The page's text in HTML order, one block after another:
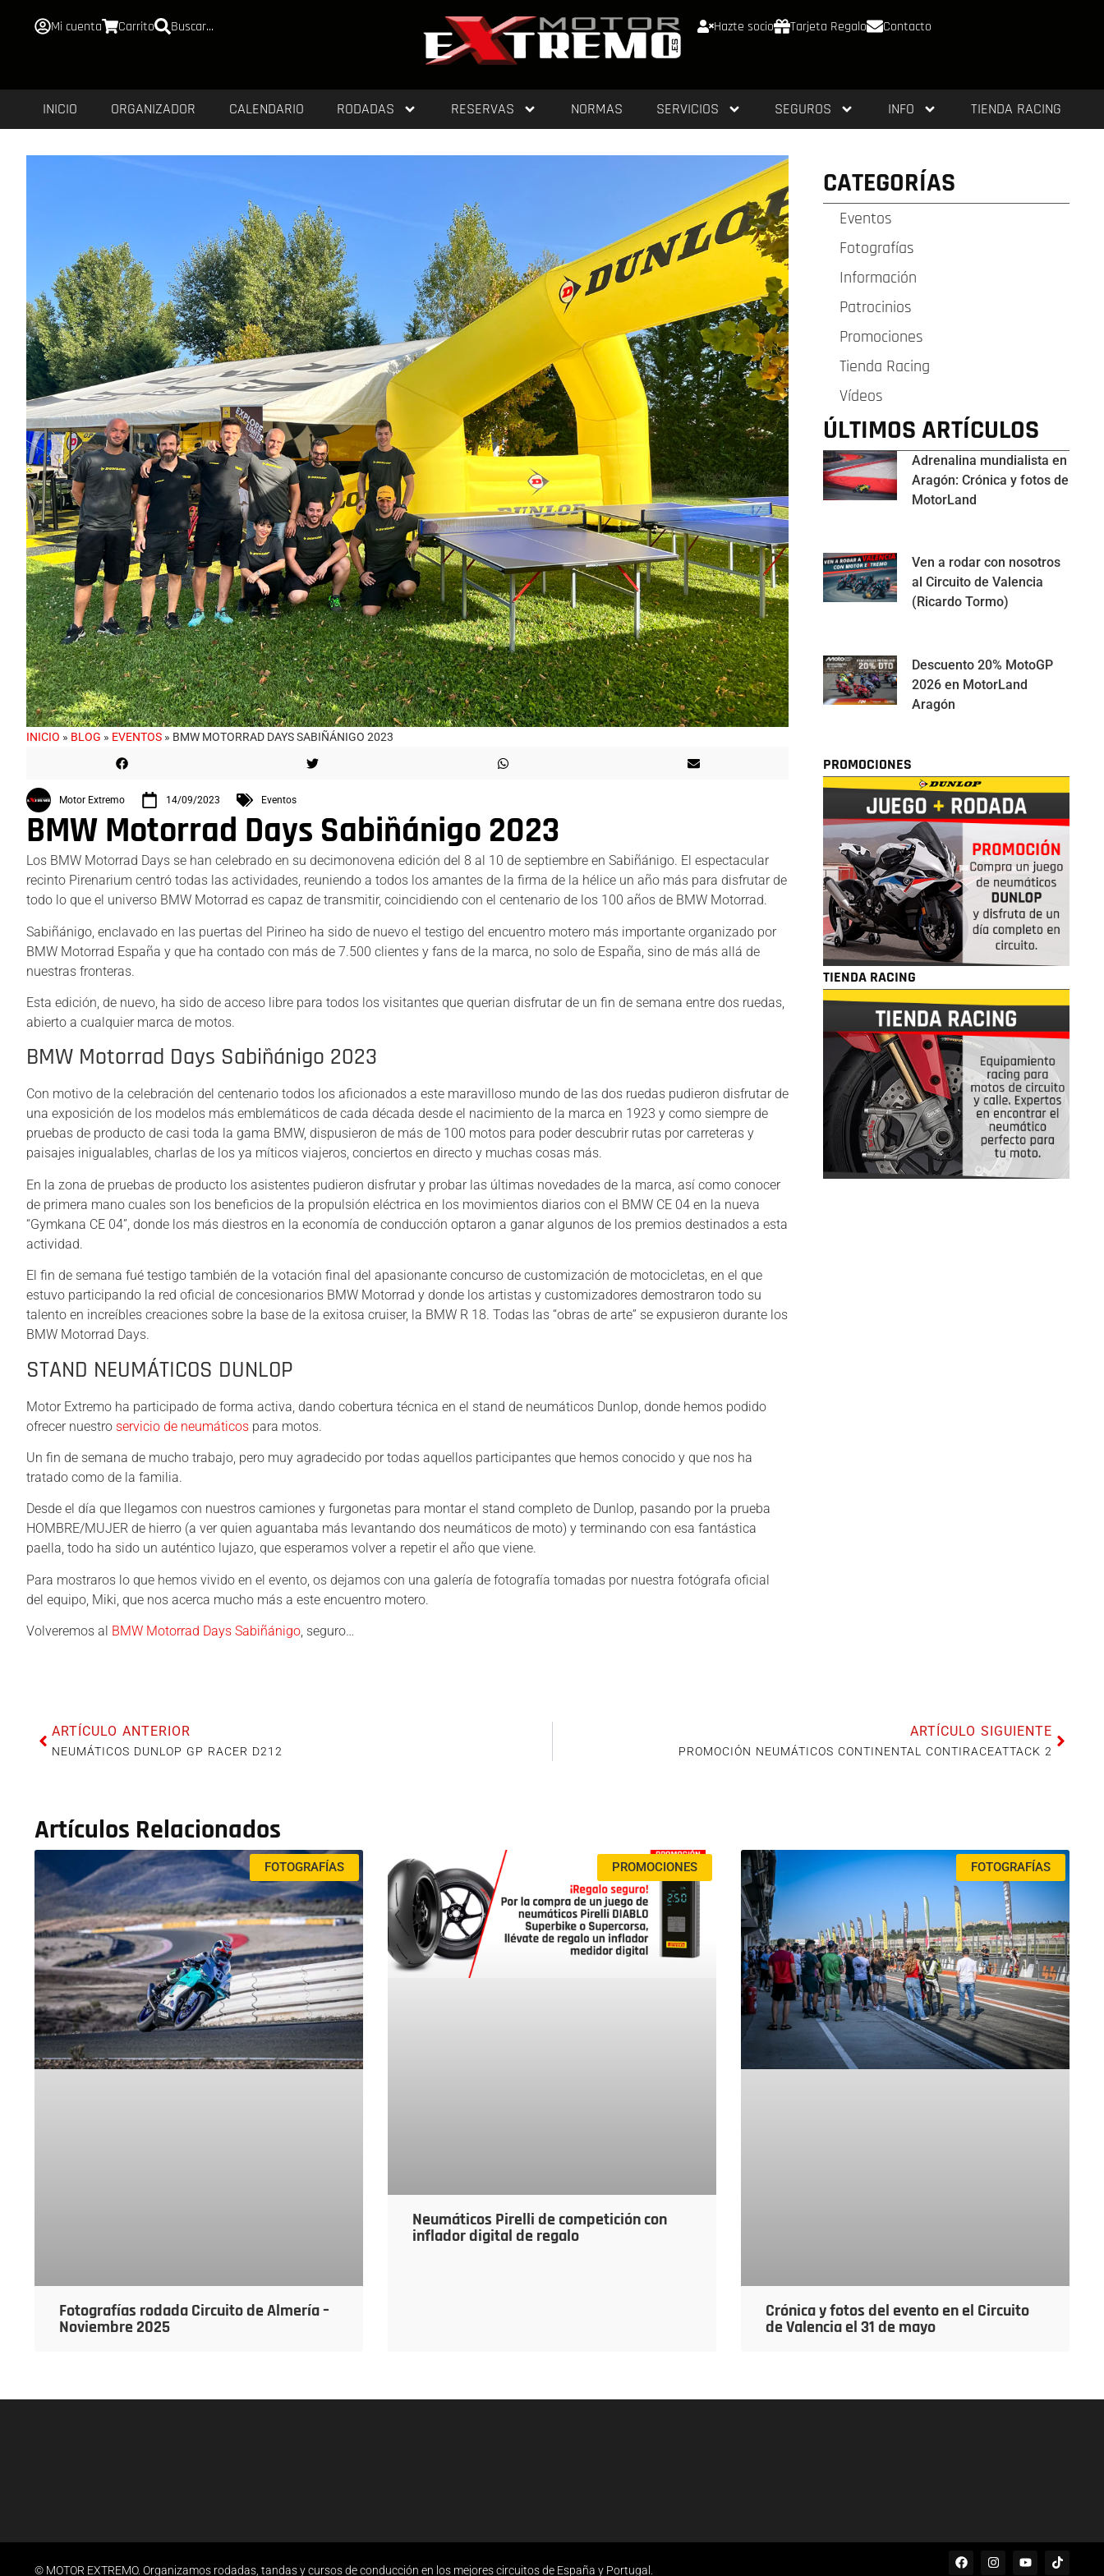
Mi cuenta Carrito Buscar... Hazte socio Tarjeta Regalo Contacto
INICIO ORGANIZADOR CALENDARIO RODADAS RESERVAS NORMAS SERVICIOS SEGUROS INFO TIENDA RACING
INICIO » BLOG » EVENTOS » BMW MOTORRAD DAYS SABIÑÁNIGO 2023
Motor Extremo 14/09/2023 Eventos
BMW Motorrad Days Sabiñánigo 2023
Los BMW Motorrad Days se han celebrado en su decimonovena edición del 8 al 10 de septiembre en Sabiñánigo. El espectacular
recinto Pirenarium centró todas las actividades, reuniendo a todos los amantes de la firma de la hélice un año más para disfrutar de
todo lo que el universo BMW Motorrad es capaz de transmitir, coincidiendo con el centenario de los 100 años de BMW Motorrad.
Sabiñánigo, enclavado en las puertas del Pirineo ha sido de nuevo el testigo del encuentro motero más importante organizado por
BMW Motorrad España y que ha contado con más de 7.500 clientes y fans de la marca, no solo de España, sino de más allá de
nuestras fronteras.
Esta edición, de nuevo, ha sido de acceso libre para todos los visitantes que querian disfrutar de un fin de semana entre dos ruedas,
abierto a cualquier marca de motos.
BMW Motorrad Days Sabiñánigo 2023
Con motivo de la celebración del centenario todos los aficionados a este maravilloso mundo de las dos ruedas pudieron disfrutar de
una exposición de los modelos más emblemáticos de cada década desde el nacimiento de la marca en 1923 y como siempre de
pruebas de producto de casi toda la gama BMW, dispusieron de más de 100 motos para poder descubrir rutas por carreteras y
paisajes inigualables, charlas de los ya míticos viajeros, conciertos en directo y muchas cosas más.
En la zona de pruebas de producto los asistentes pudieron disfrutar y probar las últimas novedades de la marca, así como conocer
de primera mano cuales son los beneficios de la propulsión eléctrica en los movimientos diarios con el BMW CE 04 en la nueva
“Gymkana CE 04”, donde los más diestros en la economía de conducción optaron a ganar algunos de los premios destinados a esta
actividad.
El fin de semana fué testigo también de la votación final del apasionante concurso de customización de motocicletas, en el que
estuvo participando la red oficial de concesionarios BMW Motorrad y donde los artistas y customizadores demostraron todo su
talento en increíbles creaciones sobre la base de la exitosa cruiser, la BMW R 18. Todas las “obras de arte” se expusieron durante los
BMW Motorrad Days.
STAND NEUMÁTICOS DUNLOP
Motor Extremo ha participado de forma activa, dando cobertura técnica en el stand de neumáticos Dunlop, donde hemos podido
ofrecer nuestro servicio de neumáticos para motos.
Un fin de semana de mucho trabajo, pero muy agradecido por todas aquellos participantes que hemos conocido y que nos ha
tratado como de la familia.
Desde el día que llegamos con nuestros camiones y furgonetas para montar el stand completo de Dunlop, pasando por la prueba
HOMBRE/MUJER de hierro (a ver quien aguantaba más levantando dos neumáticos de moto) y terminando con esa fantástica
paella, todo ha sido un auténtico lujazo, que esperamos volver a repetir el año que viene.
Para mostraros lo que hemos vivido en el evento, os dejamos con una galería de fotografía tomadas por nuestra fotógrafa oficial
del equipo, Miki, que nos acerca mucho más a este encuentro motero.
Volveremos al BMW Motorrad Days Sabiñánigo, seguro…
CATEGORÍAS
Eventos
Fotografías
Información
Patrocinios
Promociones
Tienda Racing
Vídeos
ÚLTIMOS ARTÍCULOS
Adrenalina mundialista en
Aragón: Crónica y fotos de
MotorLand
Ven a rodar con nosotros
al Circuito de Valencia
(Ricardo Tormo)
Descuento 20% MotoGP
2026 en MotorLand
Aragón
PROMOCIONES
TIENDA RACING
ARTÍCULO ANTERIOR
NEUMÁTICOS DUNLOP GP RACER D212
ARTÍCULO SIGUIENTE
PROMOCIÓN NEUMÁTICOS CONTINENTAL CONTIRACEATTACK 2
Artículos Relacionados
FOTOGRAFÍAS
Fotografías rodada Circuito de Almería –
Noviembre 2025
PROMOCIONES
Neumáticos Pirelli de competición con
inflador digital de regalo
FOTOGRAFÍAS
Crónica y fotos del evento en el Circuito
de Valencia el 31 de mayo
© MOTOR EXTREMO. Organizamos rodadas, tandas y cursos de conducción en los mejores circuitos de España y Portugal.